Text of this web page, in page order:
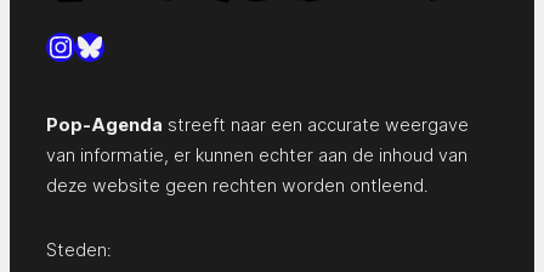
Instagram
Bluesky
Pop-Agenda streeft naar een accurate weergave
van informatie, er kunnen echter aan de inhoud van
deze website geen rechten worden ontleend.
Steden: